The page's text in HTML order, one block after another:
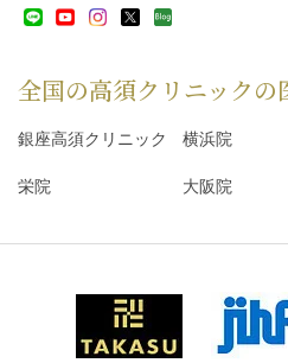
全国の高須クリニックの
銀座高須クリニック 横浜院
栄院 大阪院